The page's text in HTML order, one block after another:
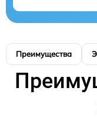
Преимущества